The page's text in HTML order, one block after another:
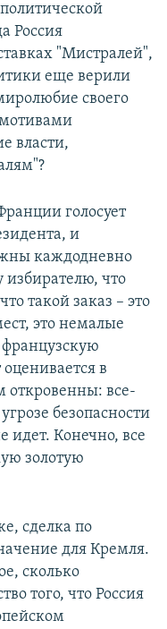
Россия
"Мистралей",
еще верили
своего
власти,
голосует
и
каждодневно
что
такой заказ – это
это немалые
в
откровенны: все-
безопасности
идет. Конечно, все
золотую
сделка по
для Кремля.
сколько
того, что Россия